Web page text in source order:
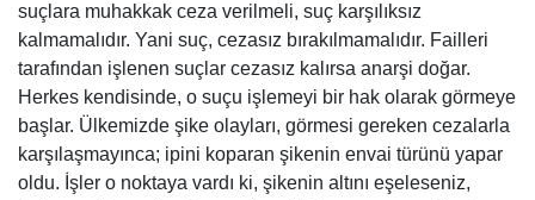
suçlara muhakkak ceza verilmeli, suç karşılıksız
kalmamalıdır. Yani suç, cezasız bırakılmamalıdır. Failleri
tarafından işlenen suçlar cezasız kalırsa anarşi doğar.
Herkes kendisinde, o suçu işlemeyi bir hak olarak görmeye
başlar. Ülkemizde şike olayları, görmesi gereken cezalarla
karşılaşmayınca; ipini koparan şikenin envai türünü yapar
oldu. İşler o noktaya vardı ki, şikenin altını eşeleseniz,